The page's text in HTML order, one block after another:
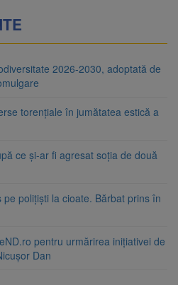
2026-2030, adoptată de
torențiale în jumătatea estică a
ce și-ar fi agresat soția de două
polițiști la cioate. Bărbat prins în
pentru urmărirea inițiativei de
Dan